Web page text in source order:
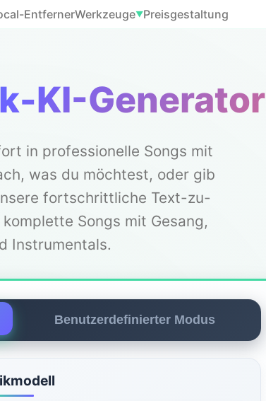
EntfernerWerkzeuge▼Preisgestaltung
KI-Generator
in professionelle Songs mit
was du möchtest, oder gib
fortschrittliche Text-zu-
Songs mit Gesang,
Instrumentals.
Benutzerdefinierter Modus